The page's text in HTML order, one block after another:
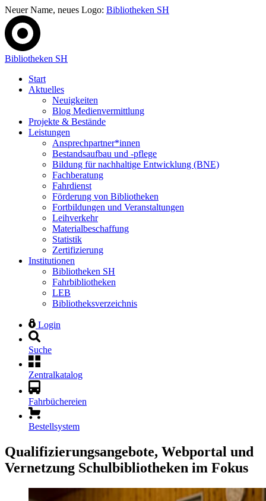
Neuer Name, neues Logo: Bibliotheken SH
Bibliotheken SH
Start
Aktuelles
Neuigkeiten
Blog Medienvermittlung
Projekte & Bestände
Leistungen
Ansprechpartner*innen
Bestandsaufbau und -pflege
Bildung für nachhaltige Entwicklung (BNE)
Fachberatung
Fahrdienst
Förderung von Bibliotheken
Fortbildungen und Veranstaltungen
Leihverkehr
Materialbeschaffung
Statistik
Zertifizierung
Institutionen
Bibliotheken SH
Fahrbibliotheken
LEB
Bibliotheksverzeichnis
Login
Suche
Zentralkatalog
Fahrbüchereien
Bestellsystem
Qualifizierungsangebote, Webportal und
Vernetzung Schulbibliotheken im Fokus